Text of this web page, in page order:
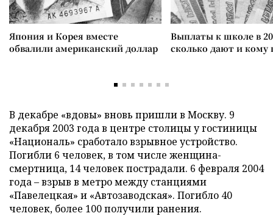
Япония и Корея вместе
обвалили американский доллар
Выплаты к школе в
сколько дают и
В декабре «вдовы» вновь пришли в Москву. 9
декабря 2003 года в центре столицы у гостиницы
«Националь» сработало взрывное устройство.
Погибли 6 человек, в том числе женщина-
смертница, 14 человек пострадали. 6 февраля 2004
года – взрыв в метро между станциями
«Павелецкая» и «Автозаводская». Погибло 40
человек, более 100 получили ранения.